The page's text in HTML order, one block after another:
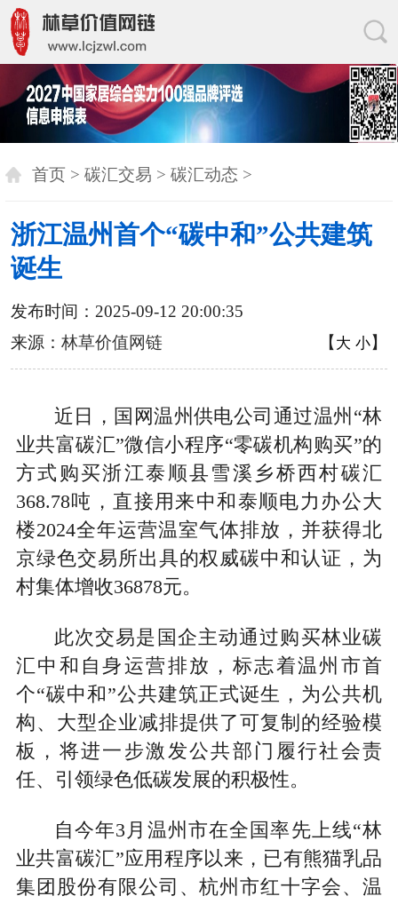
首页 > 碳汇交易 > 碳汇动态 >
浙江温州首个“碳中和”公共建筑
诞生
发布时间：2025-09-12 20:00:35
来源： 林草价值网链 【 大 小】
近日，国网温州供电公司通过温州“林
业共富碳汇”微信小程序“零碳机构购买”的
方式购买浙江泰顺县雪溪乡桥西村碳汇
368.78吨，直接用来中和泰顺电力办公大
楼2024全年运营温室气体排放，并获得北
京绿色交易所出具的权威碳中和认证，为
村集体增收36878元。
此次交易是国企主动通过购买林业碳
汇中和自身运营排放，标志着温州市首
个“碳中和”公共建筑正式诞生，为公共机
构、大型企业减排提供了可复制的经验模
板，将进一步激发公共部门履行社会责
任、引领绿色低碳发展的积极性。
自今年3月温州市在全国率先上线“林
业共富碳汇”应用程序以来，已有熊猫乳品
集团股份有限公司、杭州市红十字会、温